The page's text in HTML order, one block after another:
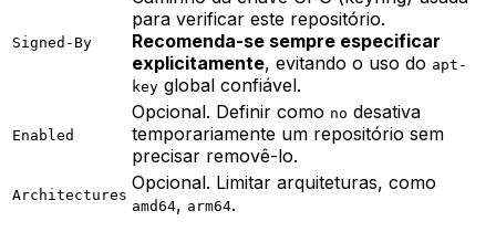
Signed-By
para verificar este repositório.
Recomenda-se sempre especificar
explicitamente, evitando o uso do apt-
key global confiável.
Enabled
Opcional. Definir como no desativa
temporariamente um repositório sem
precisar removê-lo.
Architectures
Opcional. Limitar arquiteturas, como
amd64, arm64.